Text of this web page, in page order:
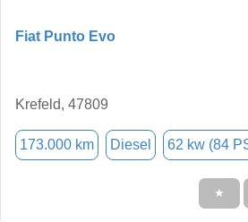
Fiat Punto Evo
Krefeld, 47809
173.000 km Diesel 62 kw (84
★